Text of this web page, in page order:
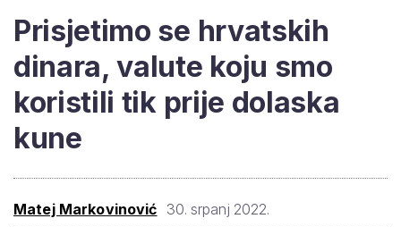
Prisjetimo se hrvatskih
dinara, valute koju smo
koristili tik prije dolaska
kune
Matej Markovinović 30. srpanj 2022.